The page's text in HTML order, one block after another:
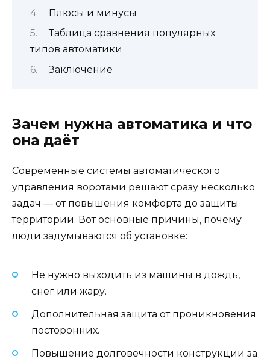
Плюсы и минусы
Таблица сравнения популярных
типов автоматики
Заключение
Зачем нужна автоматика и что
она даёт
Современные системы автоматического
управления воротами решают сразу несколько
задач — от повышения комфорта до защиты
территории. Вот основные причины, почему
люди задумываются об установке:
Не нужно выходить из машины в дождь,
снег или жару.
Дополнительная защита от проникновения
посторонних.
Повышение долговечности конструкции за